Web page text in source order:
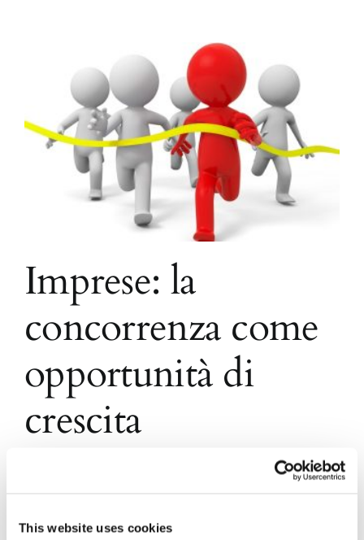
This website uses cookies
Imprese: la
concorrenza come
opportunità di
crescita
Ogni impresa, soprattutto nel suo settore di
imprenditoriali ed è costantemente interessata a